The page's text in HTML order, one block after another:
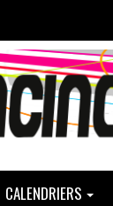
CALENDRIERS